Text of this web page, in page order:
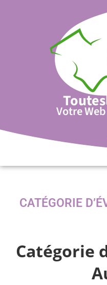
Votre
CATÉGORIE
Catégorie